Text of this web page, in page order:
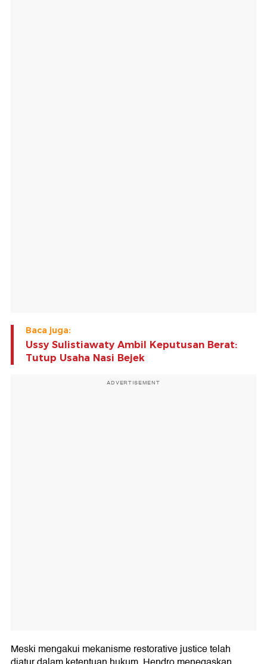
Baca juga:
Ussy Sulistiawaty Ambil Keputusan Berat:
Tutup Usaha Nasi Bejek
ADVERTISEMENT
Meski mengakui mekanisme restorative justice telah